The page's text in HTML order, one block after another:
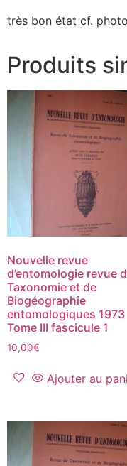
très bon état cf.
Produits
Nouvelle revue
d’entomologie revue
Taxonomie et de
Biogéographie
entomologiques 1973
Tome III fascicule 1
10,00€
Ajouter au